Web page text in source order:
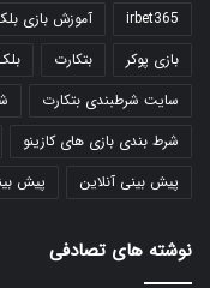
irbet365 آموزش بازی
بازی پوکر
بتکارت
سایت شرطبندی بتکارت
شرط بندی بازی های کازینو
پیش بینی آنلاین
پیش
نوشته های تصادفی